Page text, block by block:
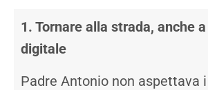
1. Tornare alla strada, anche
digitale
Padre Antonio non aspettava